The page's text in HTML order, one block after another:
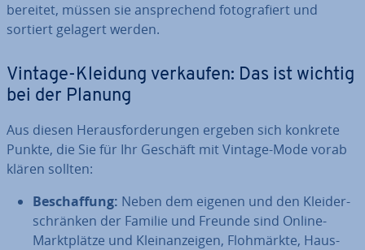
be­rei­tet, müssen sie an­spre­chend fo­to­gra­fiert und
sortiert gelagert werden.
Vintage-Kleidung verkaufen: Das ist wichtig
bei der Planung
Aus diesen Her­aus­for­de­run­gen ergeben sich konkrete
Punkte, die Sie für Ihr Geschäft mit Vintage-Mode vorab
klären sollten:
Be­schaf­fung: Neben dem eigenen und den Klei­der­
schrän­ken der Familie und Freunde sind Online-
Markt­plät­ze und Klein­an­zei­gen, Floh­märk­te, Haus­